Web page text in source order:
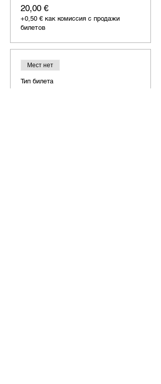
20,00 €
+0,50 € как комиссия с продажи
билетов
Мест нет
Тип билета